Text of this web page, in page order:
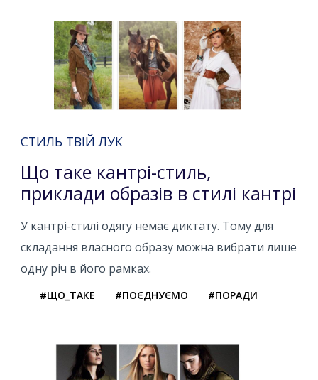
СТИЛЬ ТВІЙ ЛУК
Що таке кантрі-стиль,
приклади образів в стилі кантрі
У кантрі-стилі одягу немає диктату. Тому для
складання власного образу можна вибрати лише
одну річ в його рамках.
#ЩО_ТАКЕ #ПОЄДНУЄМО #ПОРАДИ